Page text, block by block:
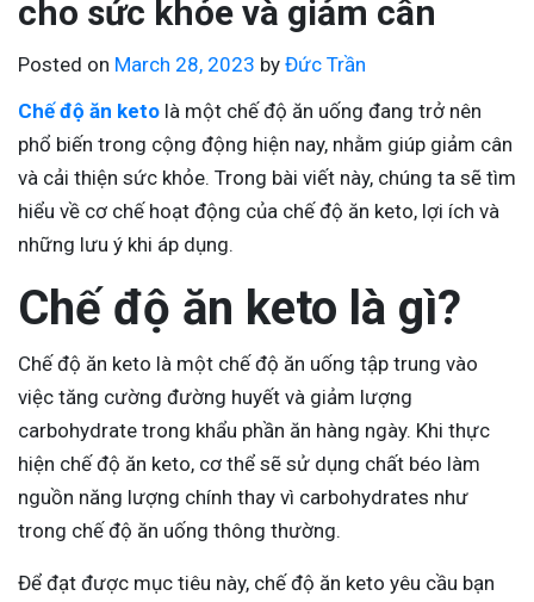
cho sức khỏe và giảm cân
Posted on March 28, 2023 by Đức Trần
Chế độ ăn keto là một chế độ ăn uống đang trở nên
phổ biến trong cộng động hiện nay, nhằm giúp giảm cân
và cải thiện sức khỏe. Trong bài viết này, chúng ta sẽ tìm
hiểu về cơ chế hoạt động của chế độ ăn keto, lợi ích và
những lưu ý khi áp dụng.
Chế độ ăn keto là gì?
Chế độ ăn keto là một chế độ ăn uống tập trung vào
việc tăng cường đường huyết và giảm lượng
carbohydrate trong khẩu phần ăn hàng ngày. Khi thực
hiện chế độ ăn keto, cơ thể sẽ sử dụng chất béo làm
nguồn năng lượng chính thay vì carbohydrates như
trong chế độ ăn uống thông thường.
Để đạt được mục tiêu này, chế độ ăn keto yêu cầu bạn